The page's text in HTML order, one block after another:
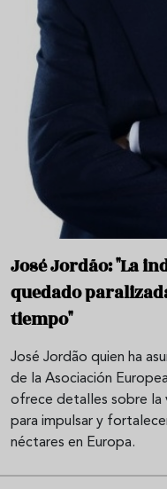
José Jordão: "La
quedado
tiempo"
José Jordão quien ha
de la Asociación
ofrece detalles sobre la
para impulsar y
néctares en Europa.